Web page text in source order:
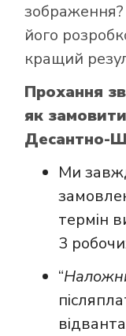
його
кращий
Прохання
як
Десантно-
Ми
термін
3
“